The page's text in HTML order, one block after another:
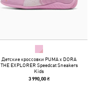
Детские кроссовки PUMA x DORA
THE EXPLORER Speedcat Sneakers
Kids
3 990,00 ₴